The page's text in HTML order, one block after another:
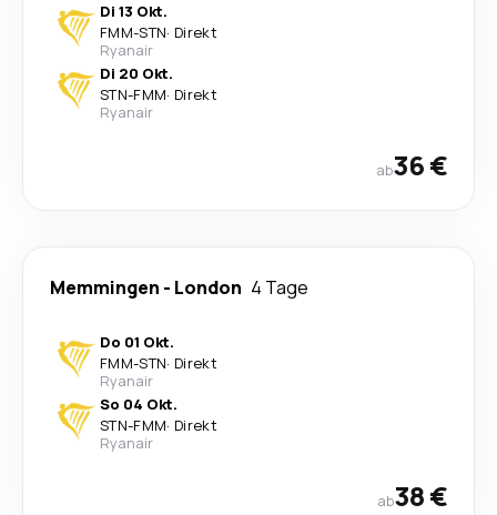
Di 13 Okt.
FMM-STN· Direkt
Ryanair
Di 20 Okt.
STN-FMM· Direkt
Ryanair
ab36 €
Memmingen - London 4 Tage
Do 01 Okt.
FMM-STN· Direkt
Ryanair
So 04 Okt.
STN-FMM· Direkt
Ryanair
ab38 €